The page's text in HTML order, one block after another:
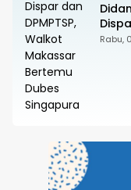
Rabu,